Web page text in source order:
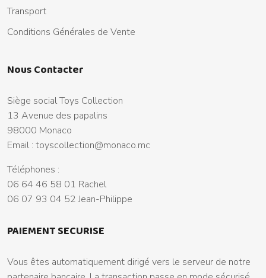
Transport
Conditions Générales de Vente
Nous Contacter
Siège social Toys Collection
13 Avenue des papalins
98000 Monaco
Email : toyscollection@monaco.mc
Téléphones :
06 64 46 58 01 Rachel
06 07 93 04 52 Jean-Philippe
PAIEMENT SECURISE
Vous êtes automatiquement dirigé vers le serveur de notre